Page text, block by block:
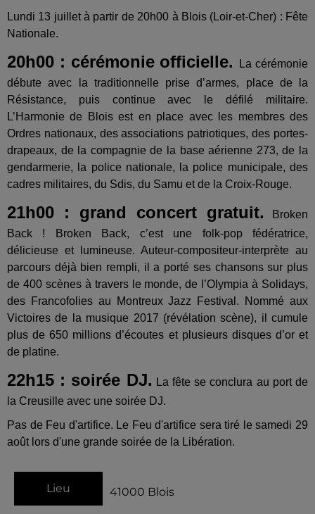
Lundi 13 juillet à partir de 20h00 à Blois (Loir-et-Cher) : Fête
Nationale.
20h00 : cérémonie officielle.
La cérémonie
débute avec la traditionnelle prise d’armes, place de la
Résistance, puis continue avec le défilé militaire.
L’Harmonie de Blois est en place avec les membres des
Ordres nationaux, des associations patriotiques, des portes-
drapeaux, de la compagnie de la base aérienne 273, de la
gendarmerie, la police nationale, la police municipale, des
cadres militaires, du Sdis, du Samu et de la Croix-Rouge.
21h00 : grand concert gratuit.
Broken
Back ! Broken Back, c’est une folk-pop fédératrice,
délicieuse et lumineuse. Auteur-compositeur-interprète au
parcours déjà bien rempli, il a porté ses chansons sur plus
de 400 scènes à travers le monde, de l’Olympia à Solidays,
des Francofolies au Montreux Jazz Festival. Nommé aux
Victoires de la musique 2017 (révélation scène), il cumule
plus de 650 millions d’écoutes et plusieurs disques d’or et
de platine.
22h15 : soirée DJ. La fête se conclura au port de
la Creusille avec une soirée DJ.
Pas de Feu d'artifice. Le Feu d'artifice sera tiré le samedi 29
août lors d'une grande soirée de la Libération.
Lieu 41000 Blois